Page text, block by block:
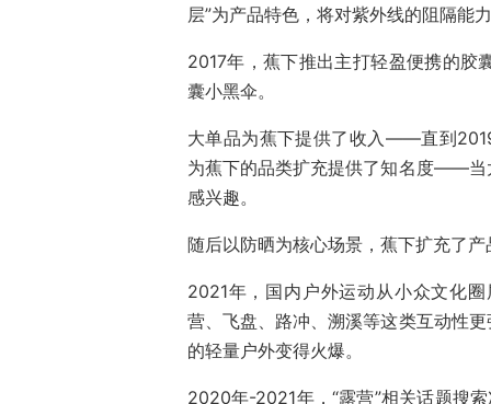
层”为产品特色，将对紫外线的阻隔能
2017年，蕉下推出主打轻盈便携的胶
囊小黑伞。
大单品为蕉下提供了收入——直到
为蕉下的品类扩充提供了知名度——当
感兴趣。
随后以防晒为核心场景，蕉下扩充了
2021年，国内户外运动从小众文化
营、飞盘、路冲、溯溪等这类互动性
的轻量户外变得火爆。
2020年-2021年，“露营”相关话题搜